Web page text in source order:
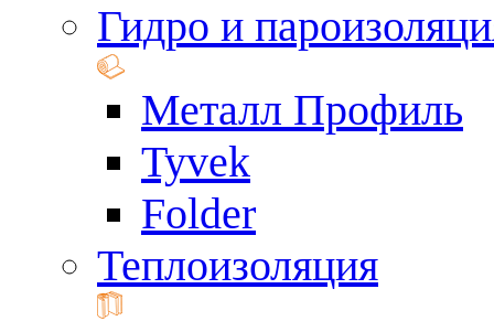
Гидро и
Металл Профиль
Tyvek
Folder
Теплоизоляция